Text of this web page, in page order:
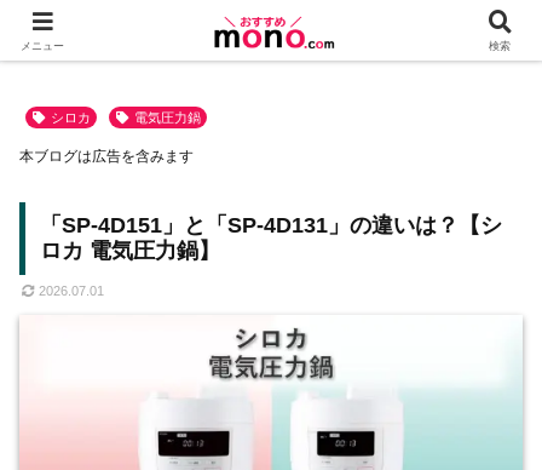
シロカ 電気圧力鍋
「SP-4D151」と「SP-4D131」の違いは？【シ
ロカ 電気圧力鍋】
2026.07.01
本ブログは広告を含みます
メニュー 検索